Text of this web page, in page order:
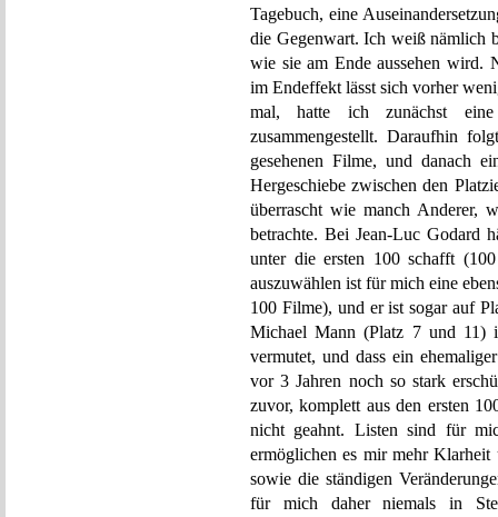
Tagebuch, eine
die Gegenwart. Ich weiß nämlich
wie sie am Ende aussehen wird.
im Endeffekt lässt sich vorher
mal, hatte ich zunächst
zusammengestellt. Daraufhin
gesehenen Filme, und danach
Hergeschiebe zwischen den
überrascht wie manch Anderer,
betrachte. Bei Jean-Luc Godard
unter die ersten 100 schafft
auszuwählen ist für mich eine
100 Filme), und er ist sogar auf
Michael Mann (Platz 7 und 11)
vermutet, und dass ein
vor 3 Jahren noch so stark
zuvor, komplett aus den ersten
nicht geahnt. Listen sind für
ermöglichen es mir mehr Klarheit
sowie die ständigen
für mich daher niemals in